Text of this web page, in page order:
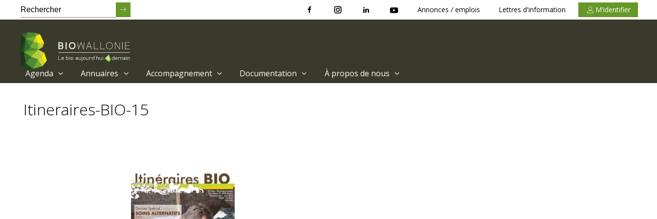
contenu
Annonces / emplois Lettres d'information M'identifier
Agenda Annuaires Accompagnement Documentation À propos de nous
Itineraires-BIO-15